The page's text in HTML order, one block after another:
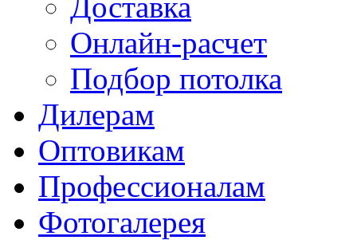
Онлайн-расчет
Подбор потолка
Дилерам
Оптовикам
Профессионалам
Фотогалерея